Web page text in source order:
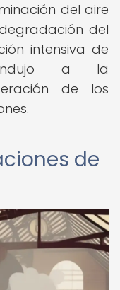
del aire
del
intensiva de
a la
de los
de